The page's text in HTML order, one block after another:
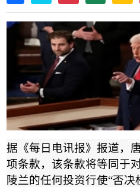
据《每日电讯报》报道，
项条款，该条款将等同于
陵兰的任何投资行使“否决